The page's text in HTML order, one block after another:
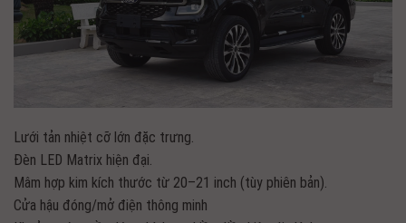
Lưới tản nhiệt cỡ lớn đặc trưng.
Đèn LED Matrix hiện đại.
Mâm hợp kim kích thước từ 20–21 inch (tùy phiên bản).
Cửa hậu đóng/mở điện thông minh